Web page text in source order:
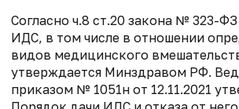
Согласно ч.8 ст.20 закона № 323-
ИДС, в том числе в отношении
видов медицинского
утверждается Минздравом РФ.
приказом № 1051н от 12.11.2021